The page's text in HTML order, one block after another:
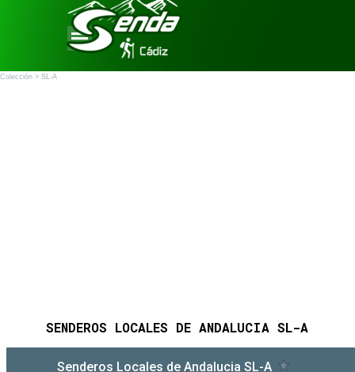
Vaya al Contenido
Saltar menú
Colección > SL-A
SENDEROS LOCALES DE ANDALUCIA SL-A